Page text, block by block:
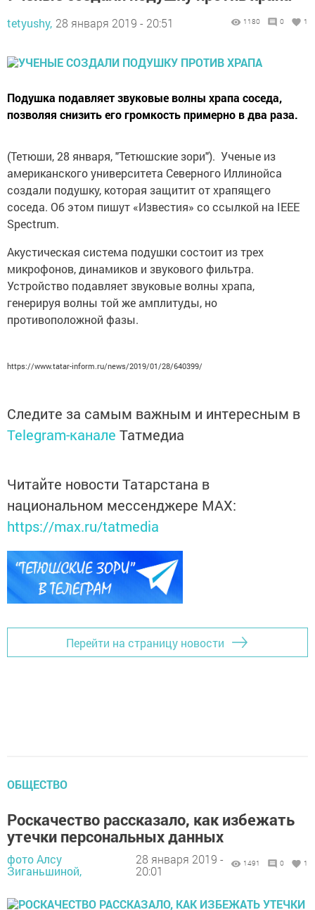
tetyushy, 28 января 2019 - 20:51 1180 0 1
Подушка подавляет звуковые волны храпа соседа,
позволяя снизить его громкость примерно в два раза.
(Тетюши, 28 января, "Тетюшские зори"). Ученые из
американского университета Северного Иллинойса
создали подушку, которая защитит от храпящего
соседа. Об этом пишут «Известия» со ссылкой на IEEE
Spectrum.
Акустическая система подушки состоит из трех
микрофонов, динамиков и звукового фильтра.
Устройство подавляет звуковые волны храпа,
генерируя волны той же амплитуды, но
противоположной фазы.
https://www.tatar-inform.ru/news/2019/01/28/640399/
Следите за самым важным и интересным в
Telegram-канале Татмедиа
Читайте новости Татарстана в
национальном мессенджере MАХ:
https://max.ru/tatmedia
Перейти на страницу новости
ОБЩЕСТВО
Роскачество рассказало, как избежать
утечки персональных данных
фото Алсу
Зиганьшиной,
28 января 2019 -
20:01
1491 0 1